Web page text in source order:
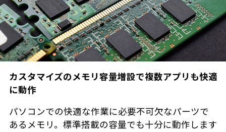
カスタマイズのメモリ容量増設で複数アプリも快適
に動作
パソコンでの快適な作業に必要不可欠なパーツで
あるメモリ。標準搭載の容量でも十分に動作します